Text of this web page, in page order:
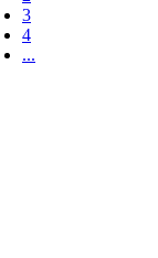
3
4
...